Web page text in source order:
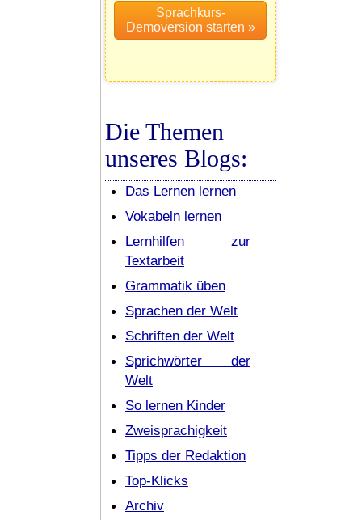
Die Themen
unseres Blogs:
Das Lernen lernen
Vokabeln lernen
Lernhilfen zur
Textarbeit
Grammatik üben
Sprachen der Welt
Schriften der Welt
Sprichwörter der
Welt
So lernen Kinder
Zweisprachigkeit
Tipps der Redaktion
Top-Klicks
Archiv